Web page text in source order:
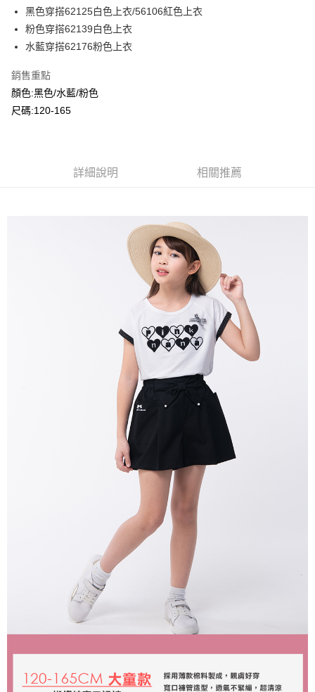
Apple Pay
Google Pay
運送方式
全家付款取貨
每筆NT$80，滿NT$2,000(含以上)免運費
每筆NT$80，滿NT$2,000(含以上)免運費
每筆NT$80，滿NT$2,000(含以上)免運費
每筆NT$80，滿NT$2,000(含以上)免運費
黑色穿搭62125白色上衣/56106紅色上衣
粉色穿搭62139白色上衣
水藍穿搭62176粉色上衣
銷售重點
顏色:黑色/水藍/粉色
尺碼:120-165
詳細說明 相關推薦